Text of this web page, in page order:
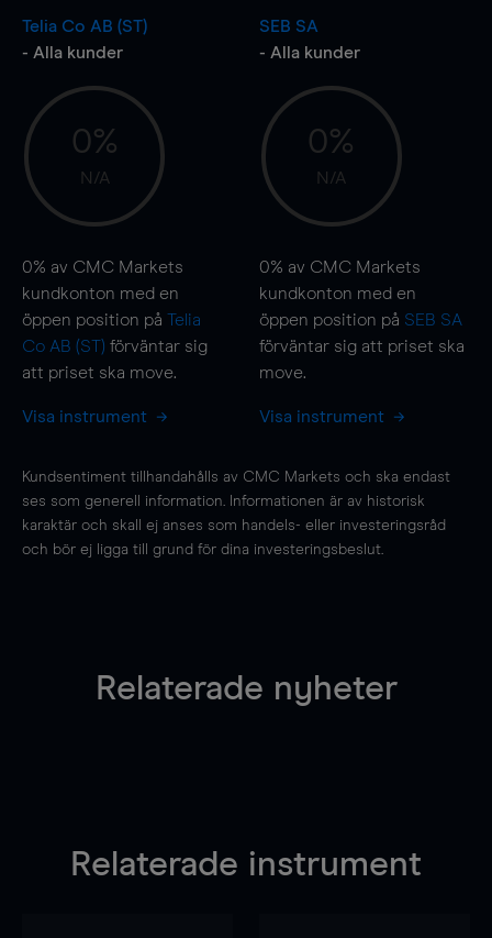
Telia Co AB (ST)
- Alla kunder
0%
N/A
0% av CMC Markets
kundkonton med en
öppen position på Telia
Co AB (ST) förväntar sig
att priset ska move.
Visa instrument
SEB SA
- Alla kunder
0%
N/A
0% av CMC Markets
kundkonton med en
öppen position på SEB SA
förväntar sig att priset ska
move.
Visa instrument
Kundsentiment tillhandahålls av CMC Markets och ska endast
ses som generell information. Informationen är av historisk
karaktär och skall ej anses som handels- eller investeringsråd
och bör ej ligga till grund för dina investeringsbeslut.
Relaterade nyheter
Relaterade instrument